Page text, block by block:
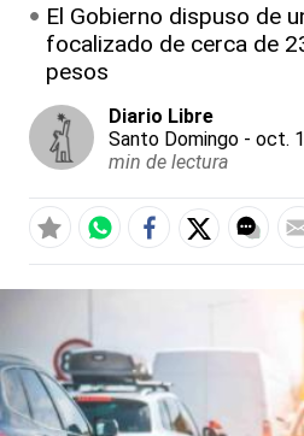
El Gobierno dispuso de
focalizado de cerca de
pesos
Diario Libre
Santo Domingo - oct.
min de lectura